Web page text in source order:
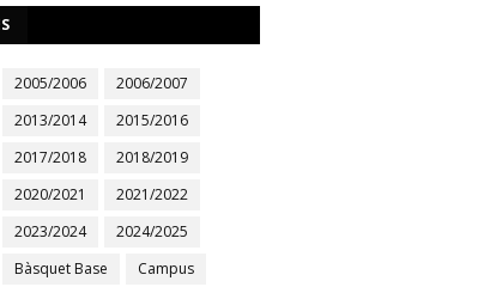
2005/2006
2006/2007
2013/2014
2015/2016
2017/2018
2018/2019
2020/2021
2021/2022
2023/2024
2024/2025
Bàsquet Base
Campus